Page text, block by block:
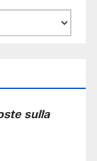
sulla